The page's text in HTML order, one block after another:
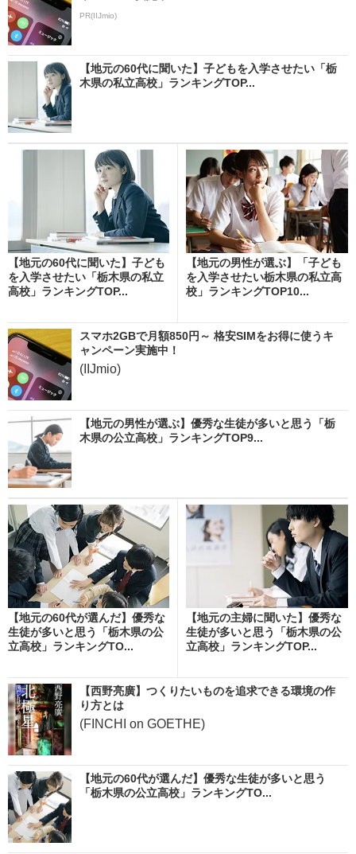
PR(IIJmio)
【地元の60代に聞いた】子どもを入学させたい「栃
木県の私立高校」ランキングTOP...
【地元の60代に聞いた】子ども
を入学させたい「栃木県の私立
高校」ランキングTOP...
【地元の男性が選ぶ】「子ども
を入学させたい栃木県の私立高
校」ランキングTOP10...
スマホ2GBで月額850円～ 格安SIMをお得に使うキ
ャンペーン実施中！
(IIJmio)
【地元の男性が選ぶ】優秀な生徒が多いと思う「栃
木県の公立高校」ランキングTOP9...
【地元の60代が選んだ】優秀な
生徒が多いと思う「栃木県の公
立高校」ランキングTO...
【地元の主婦に聞いた】優秀な
生徒が多いと思う「栃木県の公
立高校」ランキングTOP...
【西野亮廣】つくりたいものを追求できる環境の作
り方とは
(FINCHI on GOETHE)
【地元の60代が選んだ】優秀な生徒が多いと思う
「栃木県の公立高校」ランキングTO...